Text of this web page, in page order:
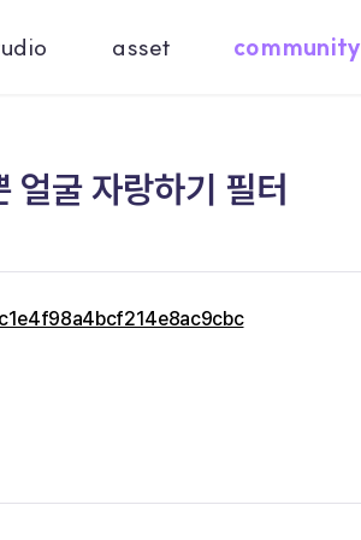
asset community
얼굴 자랑하기 필터